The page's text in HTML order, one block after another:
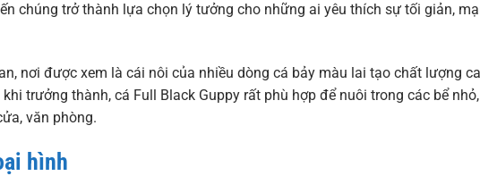
chúng trở thành lựa chọn lý tưởng cho những ai yêu thích sự tối giản,
nơi được xem là cái nôi của nhiều dòng cá bảy màu lai tạo chất lượng
trưởng thành, cá Full Black Guppy rất phù hợp để nuôi trong các bể
văn phòng.
hình